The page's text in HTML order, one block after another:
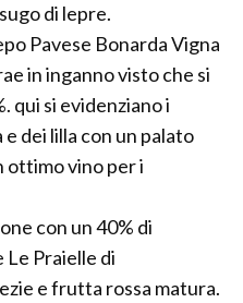
di lepre.
Pavese Bonarda Vigna
in inganno visto che si
qui si evidenziano i
dei lilla con un palato
ottimo vino per i
con un 40% di
Praielle di
e frutta rossa matura.